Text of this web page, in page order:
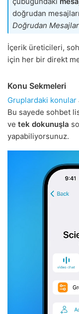
doğrudan
Doğrudan Mesajlar
İçerik üreticileri,
için her bir direkt
Konu Sekmeleri
Gruplardaki konular
Bu sayede sohbet
ve tek dokunuşla
yapabiliyorsunuz.